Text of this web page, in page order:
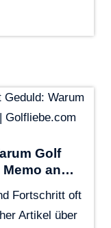
Golf
Memo an…
Fortschritt oft
Artikel über